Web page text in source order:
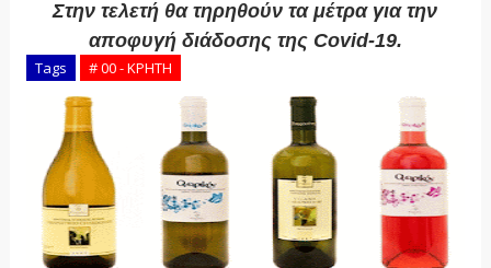
Στην τελετή θα τηρηθούν τα μέτρα για την
αποφυγή διάδοσης της Covid-19.
Tags # 00 - ΚΡΗΤΗ